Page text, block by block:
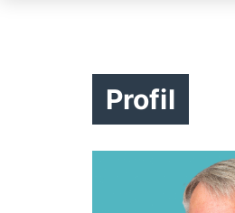
Profil